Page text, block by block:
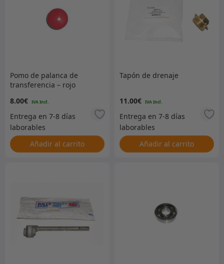
Pomo de palanca de
transferencia – rojo
8.00€
Añadir al carrito
Tapón de drenaje
11.00€
Añadir al carrito